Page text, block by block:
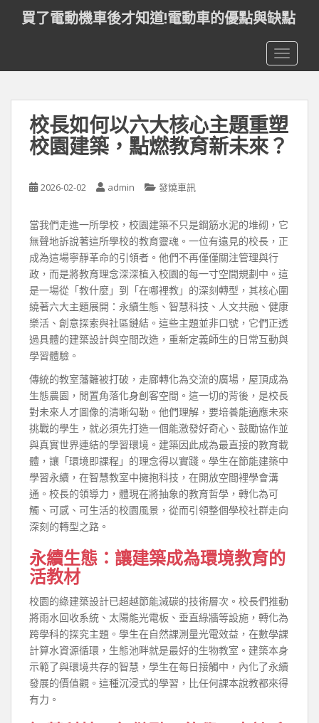
t
買了電動機車後才知道!電動車的優點與缺點
校長如何以六大核心主題重塑
校園建築，點燃教育新未來？
2026-02-02 admin 發燒車訊
當我們走進一所學校，校園建築不只是鋼筋水泥的堆砌，它
無聲地訴說著這所學校的教育靈魂。一位有遠見的校長，正
成為這場寧靜革命的引領者。他們不再僅僅關注管理與行
政，而是將教育理念深深植入校園的每一寸空間規劃中。這
是一場從「教什麼」到「在哪裡教」的深刻轉型，其核心圍
繞著六大主題展開：永續生態、智慧科技、人文共融、健康
樂活、創意探索與社區鏈結。這些主題並非口號，它們正透
過具體的建築設計與空間改造，重新定義師生的日常互動與
學習體驗。
傳統的教室藩籬被打破，走廊轉化為交流的廣場，屋頂成為
生態農園，閒置角落化身創客空間。這一切的背後，是校長
對未來人才圖像的清晰勾勒。他們理解，要培養能適應未來
挑戰的學生，就必須先打造一個能激發好奇心、鼓勵協作並
與真實世界連結的學習環境。建築因此成為最直接的教育載
體，讓「環境即課程」的理念得以實踐。學生在節能建築中
學習永續，在智慧教室中擁抱科技，在開放空間裡學會溝
通。校長的領導力，體現在將抽象的教育哲學，轉化為可
觸、可感、可生活的校園風景，從而引領整個學校社群走向
深刻的轉型之路。
永續生態：讓建築成為環境教育的
活教材
校園的綠建築設計已超越節能減碳的技術層次。校長們推動
將雨水回收系統、太陽能光電板、垂直綠牆等設施，轉化為
跨學科的探究主題。學生在自然課測量光電效益，在數學課
計算水資源循環，生態池畔就是最好的生物教室。建築本身
示範了與環境共存的智慧，學生在每日接觸中，內化了永續
發展的價值觀。這種沉浸式的學習，比任何課本說教都來得
有力。